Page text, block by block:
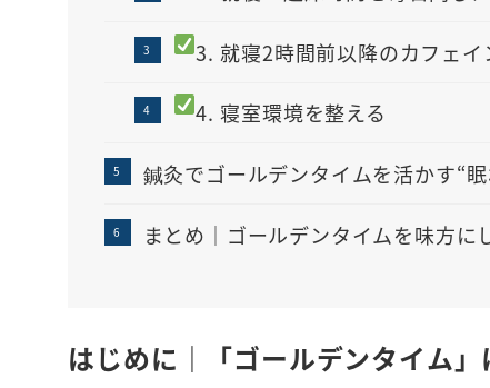
3. 就寝2時間前以降のカフェイ
4. 寝室環境を整える
鍼灸でゴールデンタイムを活かす“
まとめ｜ゴールデンタイムを味方に
はじめに｜「ゴールデンタイム」